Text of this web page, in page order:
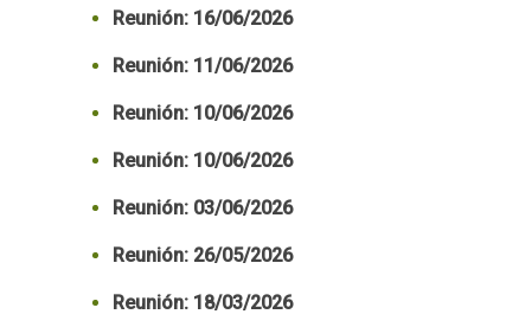
Reunión: 16/06/2026
Reunión: 11/06/2026
Reunión: 10/06/2026
Reunión: 10/06/2026
Reunión: 03/06/2026
Reunión: 26/05/2026
Reunión: 18/03/2026